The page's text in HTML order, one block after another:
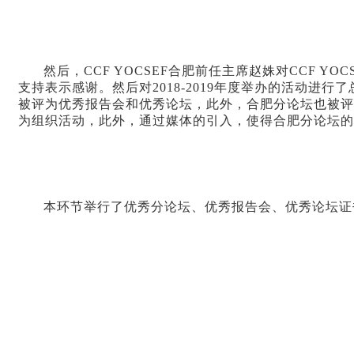
然后，CCF YOCSEF合肥前任主席赵姝对CCF
支持表示感谢。然后对2018-2019年度举办的活动进行
被评为优秀报告会和优秀论坛，此外，合肥分论坛也被
为组织活动，此外，通过媒体的引入，使得合肥分论坛
本环节举行了优秀分论坛、优秀报告会、优秀论坛